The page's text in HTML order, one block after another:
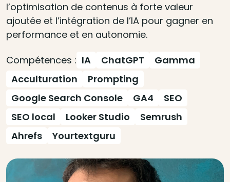
l’optimisation de contenus à forte valeur
ajoutée et l’intégration de l’IA pour gagner en
performance et en autonomie.
Compétences : IA ChatGPT
Gamma
Acculturation
Prompting
Google Search Console
GA4
SEO
SEO local
Looker Studio
Semrush
Ahrefs
Yourtextguru